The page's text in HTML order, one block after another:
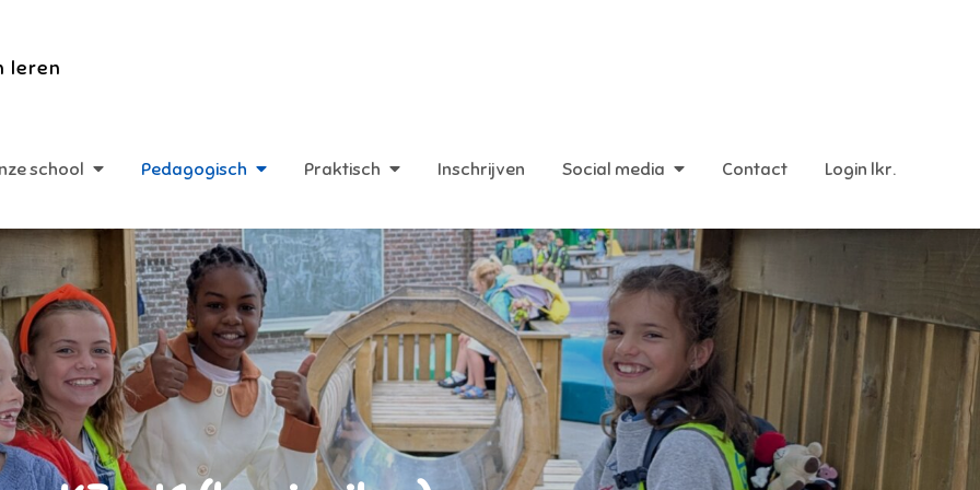
leren
school Pedagogisch Praktisch Inschrijven Social media Contact Login lkr.